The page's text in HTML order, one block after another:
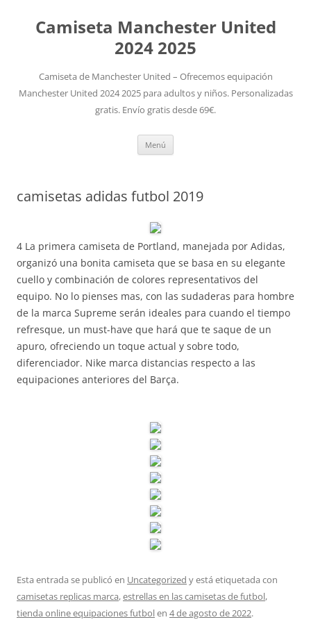
Camiseta Manchester United
2024 2025
Camiseta de Manchester United – Ofrecemos equipación
Manchester United 2024 2025 para adultos y niños. Personalizadas
gratis. Envío gratis desde 69€.
Menú
camisetas adidas futbol 2019
4 La primera camiseta de Portland, manejada por Adidas,
organizó una bonita camiseta que se basa en su elegante
cuello y combinación de colores representativos del
equipo. No lo pienses mas, con las sudaderas para hombre
de la marca Supreme serán ideales para cuando el tiempo
refresque, un must-have que hará que te saque de un
apuro, ofreciendo un toque actual y sobre todo,
diferenciador. Nike marca distancias respecto a las
equipaciones anteriores del Barça.
Esta entrada se publicó en Uncategorized y está etiquetada con
camisetas replicas marca,estrellas en las camisetas de futbol,
tienda online equipaciones futbolen 4 de agosto de 2022.